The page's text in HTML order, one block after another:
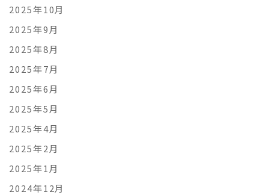
2025年10月
2025年9月
2025年8月
2025年7月
2025年6月
2025年5月
2025年4月
2025年2月
2025年1月
2024年12月